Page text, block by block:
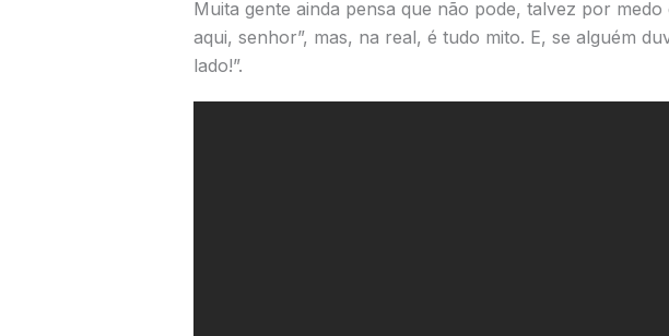
Muita gente ainda pensa que não pode, talvez por
aqui, senhor”, mas, na real, é tudo mito. E, se alguém
lado!”.